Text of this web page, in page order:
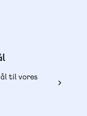
til vores